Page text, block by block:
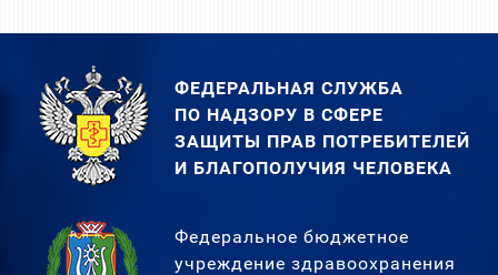
ФЕДЕРАЛЬНАЯ СЛУЖБА
ПО НАДЗОРУ В СФЕРЕ
ЗАЩИТЫ ПРАВ ПОТРЕБИТЕЛЕЙ
И БЛАГОПОЛУЧИЯ ЧЕЛОВЕКА
Федеральное бюджетное
учреждение здравоохранения